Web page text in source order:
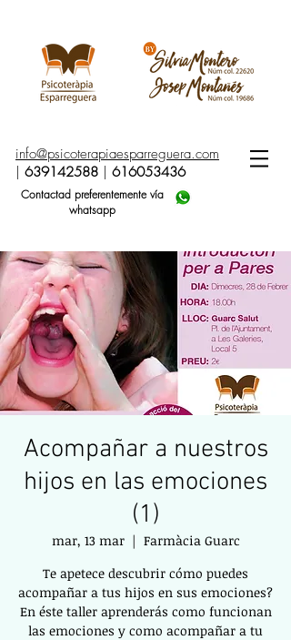
info@psicoterapiaesparreguera.com
639142588 616053436
Contactad preferentemente vía
whatsapp
Acompañar a nuestros
hijos en las emociones
(1)
mar, 13 mar
  |
Farmàcia Guarc
Te apetece descubrir cómo puedes
acompañar a tus hijos en sus emociones?
En éste taller aprenderás como funcionan
las emociones y como acompañar a tu